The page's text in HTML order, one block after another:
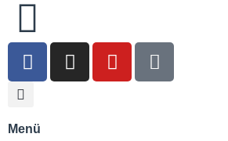
Menü